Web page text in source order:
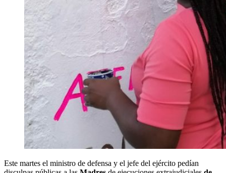
Este martes el ministro de defensa y el jefe del ejército pedían